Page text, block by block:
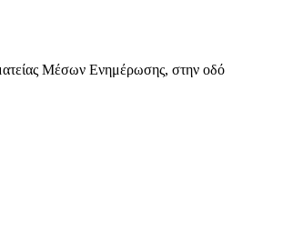
Μέσων Ενημέρωσης, στην οδό